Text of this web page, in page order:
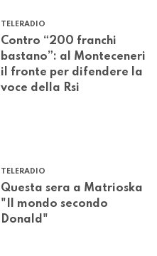
TELERADIO
Contro “200 franchi
bastano”: al Monteceneri
il fronte per difendere la
voce della Rsi
TELERADIO
Questa sera a Matrioska
"Il mondo secondo
Donald"